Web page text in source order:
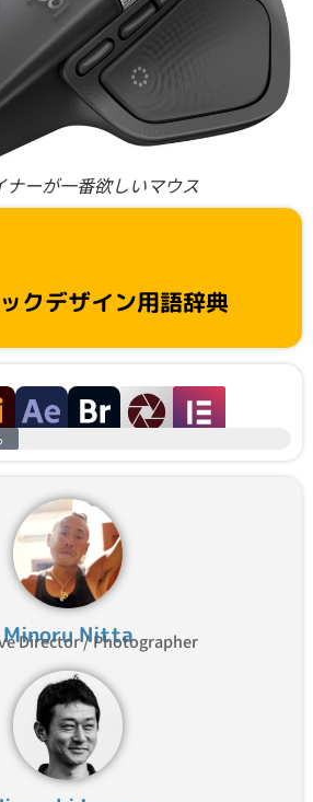
ナーが一番欲しいマウス
クデザイン用語辞典
Minoru Nitta
Director / Photographer